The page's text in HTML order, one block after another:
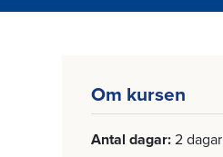
Om kursen
Antal dagar 2 dagar